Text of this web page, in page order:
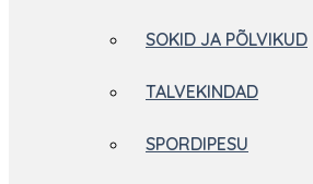
SOKID JA PÕLVIKUD
TALVEKINDAD
SPORDIPESU